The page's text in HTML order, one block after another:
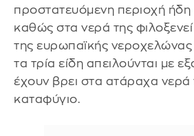
προστατευόμενη περιοχή ήδη
καθώς στα νερά της φιλοξενεί
της ευρωπαϊκής
τα τρία είδη απειλούνται με
έχουν βρει στα ατάραχα
καταφύγιο.